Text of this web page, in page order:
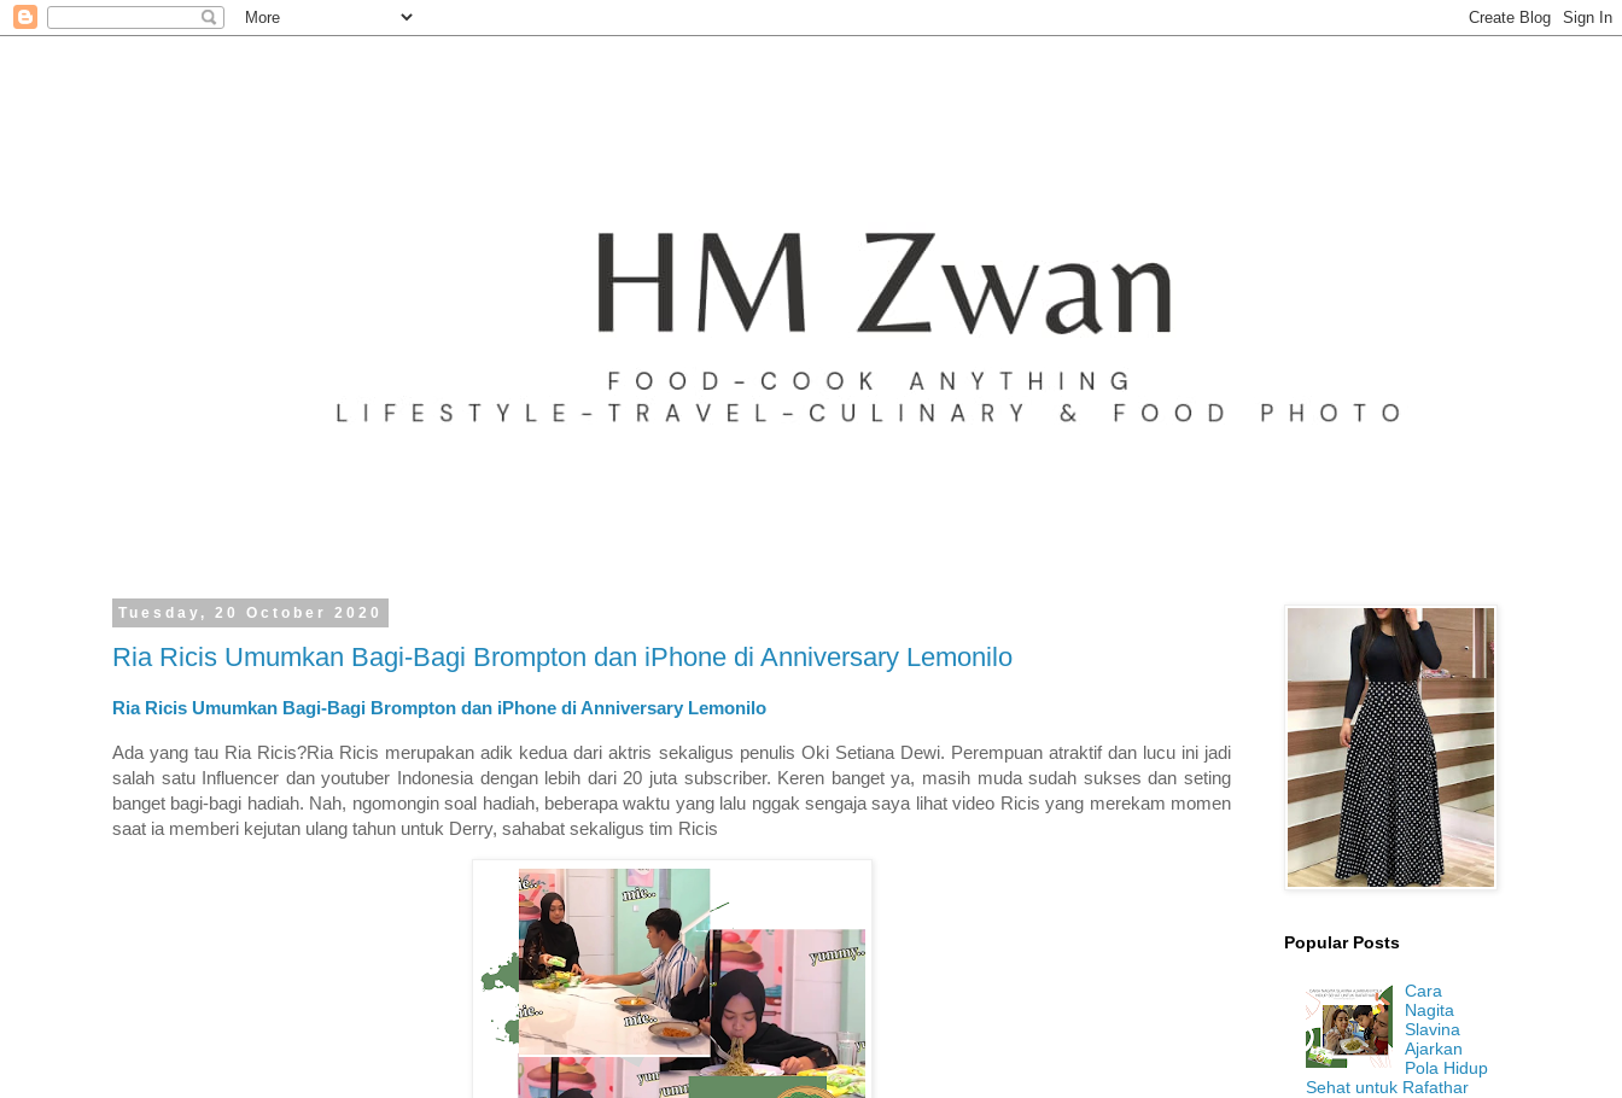
Tuesday, 20 October 2020
Ria Ricis Umumkan Bagi-Bagi Brompton dan iPhone di Anniversary Lemonilo
Ria Ricis Umumkan Bagi-Bagi Brompton dan iPhone di Anniversary Lemonilo
Ada yang tau Ria Ricis?Ria Ricis merupakan adik kedua dari aktris sekaligus penulis Oki Setiana Dewi. Perempuan atraktif dan lucu ini jadi
salah satu Influencer dan youtuber Indonesia dengan lebih dari 20 juta subscriber. Keren banget ya, masih muda sudah sukses dan seting
banget bagi-bagi hadiah. Nah, ngomongin soal hadiah, beberapa waktu yang lalu nggak sengaja saya lihat video Ricis yang merekam momen
saat ia memberi kejutan ulang tahun untuk Derry, sahabat sekaligus tim Ricis
Popular Posts
Cara
Nagita
Slavina
Ajarkan
Pola Hidup
Sehat untuk Rafathar